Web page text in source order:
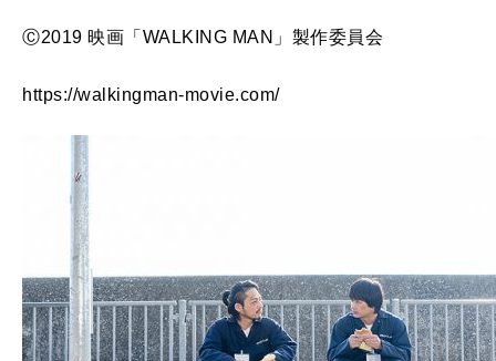
Ⓒ2019 映画「WALKING MAN」製作委員会
https://walkingman-movie.com/